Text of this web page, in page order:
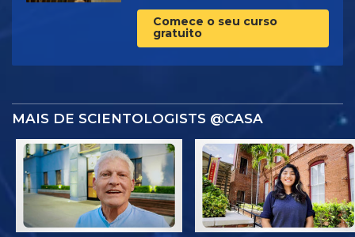
Comece o seu curso
gratuito
MAIS DE SCIENTOLOGISTS @CASA